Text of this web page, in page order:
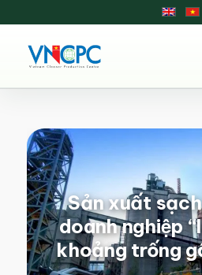
Sản xuất
doanh nghiệp
khoảng trống